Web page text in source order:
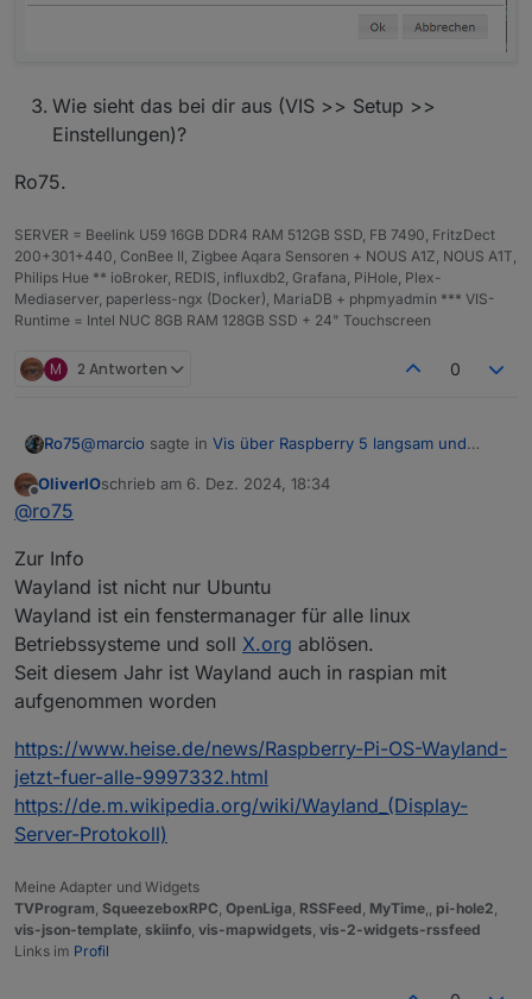
Wie sieht das bei dir aus (VIS >> Setup >>
Einstellungen)?
Ro75.
SERVER = Beelink U59 16GB DDR4 RAM 512GB SSD, FB 7490, FritzDect
200+301+440, ConBee II, Zigbee Aqara Sensoren + NOUS A1Z, NOUS A1T,
Philips Hue ** ioBroker, REDIS, influxdb2, Grafana, PiHole, Plex-
Mediaserver, paperless-ngx (Docker), MariaDB + phpmyadmin *** VIS-
Runtime = Intel NUC 8GB RAM 128GB SSD + 24" Touchscreen
M 2 Antworten 0
Ro75@marcio sagte in Vis über Raspberry 5 langsam und
Wie sieht das bei dir aus (VIS >> Setup >>
Einstellungen)?
Ro75.
Offline
OliverIOschrieb am 6. Dez. 2024, 18:34
zuletzt editiert von
@ro75
Zur Info
Wayland ist nicht nur Ubuntu
Wayland ist ein fenstermanager für alle linux
Betriebssysteme und soll X.org ablösen.
Seit diesem Jahr ist Wayland auch in raspian mit
aufgenommen worden
https://www.heise.de/news/Raspberry-Pi-OS-Wayland-
jetzt-fuer-alle-9997332.html
https://de.m.wikipedia.org/wiki/Wayland_(Display-
Server-Protokoll)
Meine Adapter und Widgets
TVProgram, SqueezeboxRPC, OpenLiga, RSSFeed, MyTime,, pi-hole2,
vis-json-template, skiinfo, vis-mapwidgets, vis-2-widgets-rssfeed
Links im Profil